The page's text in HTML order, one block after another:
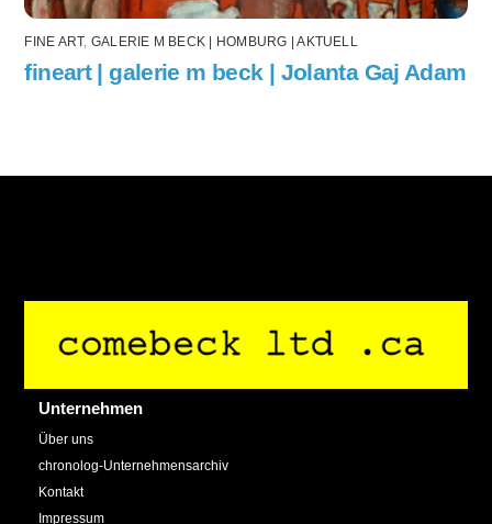
FINE ART, GALERIE M BECK | HOMBURG | AKTUELL
fineart | galerie m beck | Jolanta Gaj Adam
Back
Unternehmen
Über uns
chronolog-Unternehmensarchiv
Kontakt
Impressum